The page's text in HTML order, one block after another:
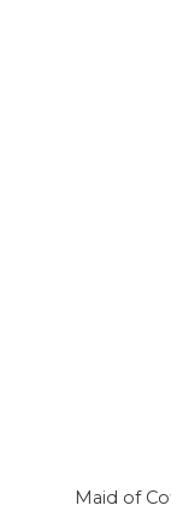
Maid of